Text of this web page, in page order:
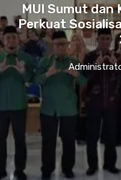
MUI Sumut dan
Perkuat